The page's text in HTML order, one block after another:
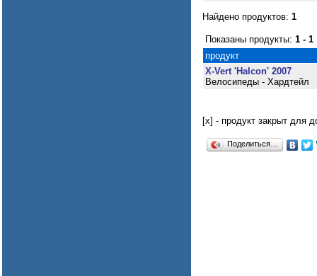
Найдено продуктов: 1
Показаны продукты: 1 - 1
продукт
X-Vert 'Halcon' 2007
Велосипеды - Хардтейл
[x] - продукт закрыт для
Поделиться…